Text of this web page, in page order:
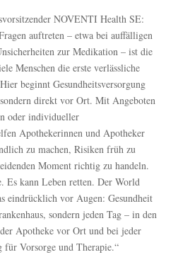
NOVENTI Health SE:
auftreten – etwa bei auffälligen
zur Medikation – ist die
Menschen die erste verlässliche
beginnt Gesundheitsversorgung
direkt vor Ort. Mit Angeboten
oder individueller
Apothekerinnen und Apotheker
zu machen, Risiken früh zu
Moment richtig zu handeln.
Es kann Leben retten. Der World
eindrücklich vor Augen: Gesundheit
sondern jeden Tag – in den
Apotheke vor Ort und bei jeder
für Vorsorge und Therapie.“